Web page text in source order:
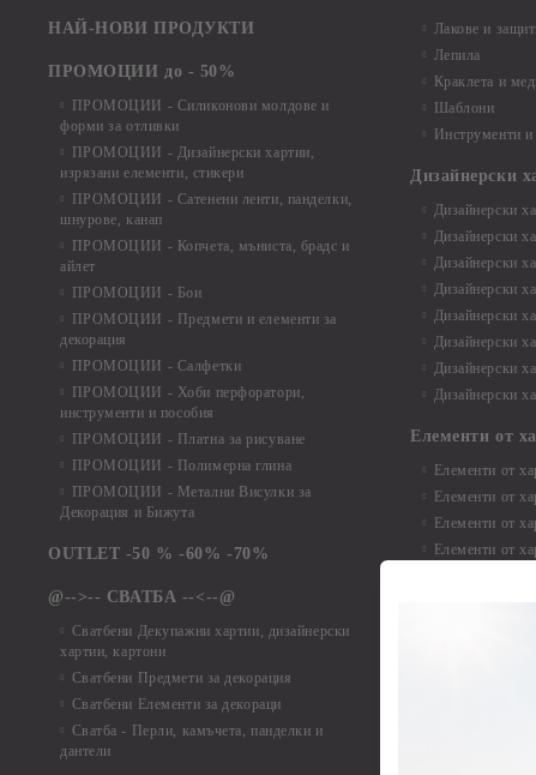
НАЙ-НОВИ ПРОДУКТИ
ПРОМОЦИИ до - 50%
ПРОМОЦИИ - Силиконови молдове и
форми за отливки
ПРОМОЦИИ - Дизайнерски хартии,
изрязани елементи, стикери
ПРОМОЦИИ - Сатенени ленти, панделки,
шнурове, канап
ПРОМОЦИИ - Копчета, мъниста, брадс и
айлет
ПРОМОЦИИ - Бои
ПРОМОЦИИ - Предмети и елементи за
декорация
ПРОМОЦИИ - Салфетки
ПРОМОЦИИ - Хоби перфоратори,
инструменти и пособия
ПРОМОЦИИ - Платна за рисуване
ПРОМОЦИИ - Полимерна глина
ПРОМОЦИИ - Метални Висулки за
Декорация и Бижута
OUTLET -50 % -60% -70%
@-->-- СВАТБА --<--@
Сватбени Декупажни хартии, дизайнерски
хартии, картони
Сватбени Предмети за декорация
Сватбени Елементи за декораци
Сватба - Перли, камъчета, панделки и
дантели
Лакове и
Лепила
Краклета и
Шаблони
Инструменти
Дизайнерски
Дизайнерски
Дизайнерски
Дизайнерски
Дизайнерски
Дизайнерски
Дизайнерски
Дизайнерски
Дизайнерски
Елементи от
Елементи от
Елементи от
Елементи от
Елементи от
Елементи от
Елементи от
Елементи от
Елементи от
Елементи от